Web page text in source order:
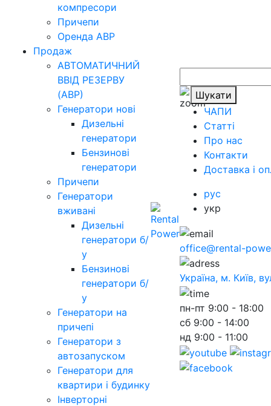
компресори
Причепи
Оренда АВР
Продаж
АВТОМАТИЧНИЙ
ВВІД РЕЗЕРВУ
(АВР)
Генератори нові
Дизельні
генератори
Бензинові
генератори
Причепи
Генератори
вживані
Дизельні
генератори б/
у
Бензинові
генератори б/
у
Генератори на
причепі
Генератори з
автозапуском
Генератори для
квартири і будинку
Інверторні
Шукати
ЧАПИ
Статті
Про нас
Контакти
Доставка і
рус
укр
office@rental-
Україна, м. Київ,
пн-пт 9:00 - 18:00
сб 9:00 - 14:00
нд 9:00 - 11:00